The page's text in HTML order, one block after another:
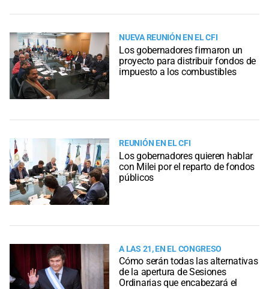
NUEVA REUNIÓN EN EL CFI
Los gobernadores firmaron un
proyecto para distribuir fondos de
impuesto a los combustibles
REUNIÓN EN EL CFI
Los gobernadores quieren hablar
con Milei por el reparto de fondos
públicos
A LAS 21, EN EL CONGRESO
Cómo serán todas las alternativas
de la apertura de Sesiones
Ordinarias que encabezará el